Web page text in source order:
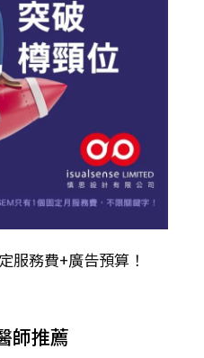
服務費+廣告預算！
師推薦